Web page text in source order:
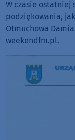
W czasie ostatniej
podziękowania,
Otmuchowa
weekendfm.pl.